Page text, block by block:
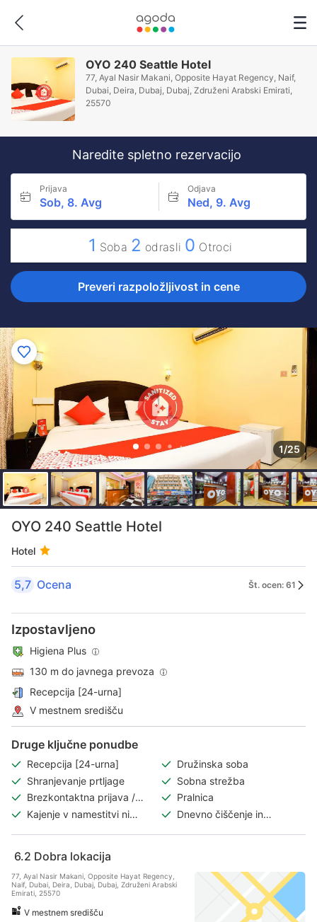
OYO 240 Seattle Hotel
77, Ayal Nasir Makani, Opposite Hayat Regency, Naif,
Dubai, Deira, Dubaj, Dubaj, Združeni Arabski Emirati,
25570
Naredite spletno rezervacijo
Prijava
Sob, 8. Avg
Odjava
Ned, 9. Avg
1 Soba 2 odrasli 0 Otroci
Preveri razpoložljivost in cene
1/25
OYO 240 Seattle Hotel
Hotel
5,7 Ocena Št. ocen: 61
Izpostavljeno
Higiena Plus
130 m do javnega prevoza
Recepcija [24-urna]
V mestnem središču
Druge ključne ponudbe
Recepcija [24-urna]
Družinska soba
Shranjevanje prtljage
Sobna strežba
Brezkontaktna prijava /
odjava
Pralnica
Kajenje v namestitvi ni
Dnevno čiščenje in
6.2 Dobra lokacija
77, Ayal Nasir Makani, Opposite Hayat Regency,
Naif, Dubai, Deira, Dubaj, Dubaj, Združeni Arabski
Emirati, 25570
V mestnem središču